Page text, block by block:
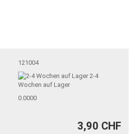
121004
2-4
Wochen auf Lager
0.0000
3,90 CHF